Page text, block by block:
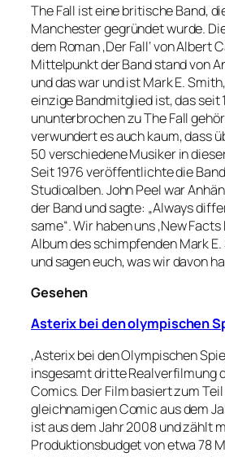
The Fall ist eine britische Band,
Manchester gegründet wurde.
dem Roman ‚Der Fall‘ von Albert
Mittelpunkt der Band stand von
und das war und ist Mark E.
einzige Bandmitglied ist, das seit
ununterbrochen zu The Fall
verwundert es auch kaum, dass
50 verschiedene Musiker in
Seit 1976 veröffentlichte die
Studioalben. John Peel war
der Band und sagte: „Always
same“. Wir haben uns ‚New Facts
Album des schimpfenden Mark
und sagen euch, was wir davon
Gesehen
Asterix bei den olympischen
‚Asterix bei den Olympischen
insgesamt dritte Realverfilmung
Comics. Der Film basiert zum
gleichnamigen Comic aus dem
ist aus dem Jahr 2008 und zählt
Produktionsbudget von etwa 78